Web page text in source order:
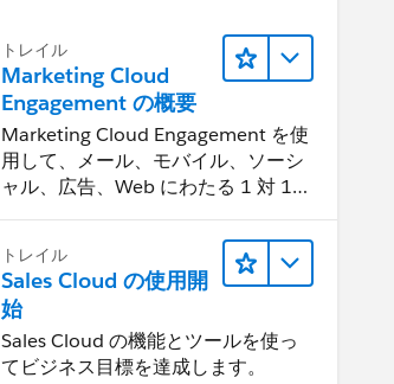
トレイル
Marketing Cloud
Engagement の概要
Marketing Cloud Engagement を使
用して、メール、モバイル、ソーシ
ャル、広告、Web にわたる 1 対 1
トレイル
Sales Cloud の使用開
始
Sales Cloud の機能とツールを使っ
てビジネス目標を達成します。